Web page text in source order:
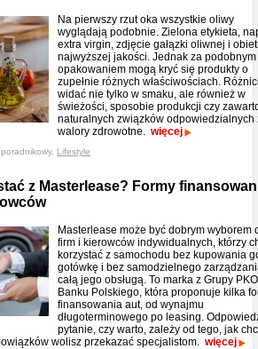
Na pierwszy rzut oka wszystkie oliwy
wyglądają podobnie. Zielona etykieta,
extra virgin, zdjęcie gałązki oliwnej i
najwyższej jakości. Jednak za podobnym
opakowaniem mogą kryć się produkty o
zupełnie różnych właściwościach.
widać nie tylko w smaku, ale również w
świeżości, sposobie produkcji czy
naturalnych związków odpowiedzialnych
walory zdrowotne. więcej
Lifestyle
z Masterlease? Formy
Masterlease może być dobrym wyborem
firm i kierowców indywidualnych, którzy
korzystać z samochodu bez kupowania
gotówkę i bez samodzielnego
całą jego obsługą. To marka z Grupy PKO
Banku Polskiego, która proponuje kilka
finansowania aut, od wynajmu
długoterminowego po leasing.
pytanie, czy warto, zależy od tego, jak
wolisz przekazać specjalistom. więcej